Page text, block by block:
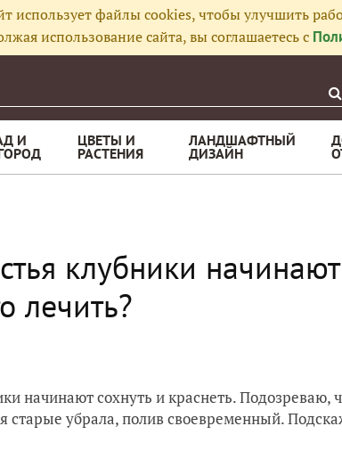
использует файлы cookies, чтобы улучшить
использование сайта, вы соглашаетесь с
И ЦВЕТЫ И
РАСТЕНИЯ
ЛАНДШАФТНЫЙ
ДИЗАЙН
клубники начинают
лечить?
начинают сохнуть и краснеть. Подозреваю,
старые убрала, полив своевременный.